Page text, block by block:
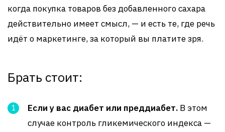
когда покупка товаров без добавленного сахара
действительно имеет смысл, — и есть те, где речь
идёт о маркетинге, за который вы платите зря.
Брать стоит:
Если у вас диабет или преддиабет. В этом
случае контроль гликемического индекса —